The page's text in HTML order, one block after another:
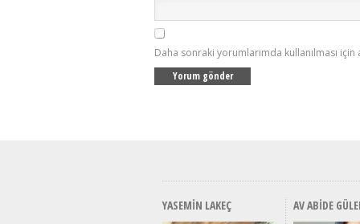
Daha sonraki yorumlarımda kullanılması
YASEMIN LAKEÇ AV ABIDE